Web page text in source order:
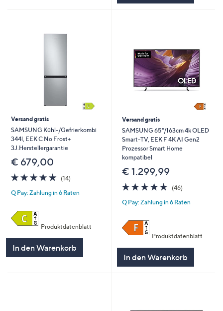
Versand gratis
SAMSUNG Kühl-/Gefrierkombi
344l, EEK C No Frost+
3J.Herstellergarantie
€ 679,00
4.9
von
5
(14)14
Q Pay: Zahlung in 6 Raten
Produktdatenblatt
In den Warenkorb
Versand gratis
SAMSUNG 65"/163cm 4k OLED
Smart-TV, EEK F 4K AI Gen2
Prozessor Smart Home
kompatibel
€ 1.299,99
4.8
von
5
(46)46
Q Pay: Zahlung in 6 Raten
Produktdatenblatt
In den Warenkorb